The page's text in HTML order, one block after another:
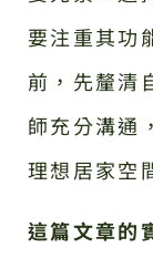
要注重其功
前，先釐清
師充分溝通
理想居家空
這篇文章的